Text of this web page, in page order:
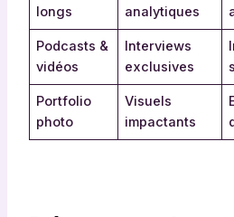
longs
analytiques
Podcasts &
vidéos
Interviews
exclusives
Portfolio
photo
Visuels
impactants